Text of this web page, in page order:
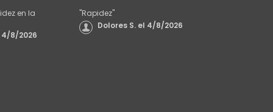
en la
4/8/2026
"Rapidez"
Dolores S. el 4/8/2026